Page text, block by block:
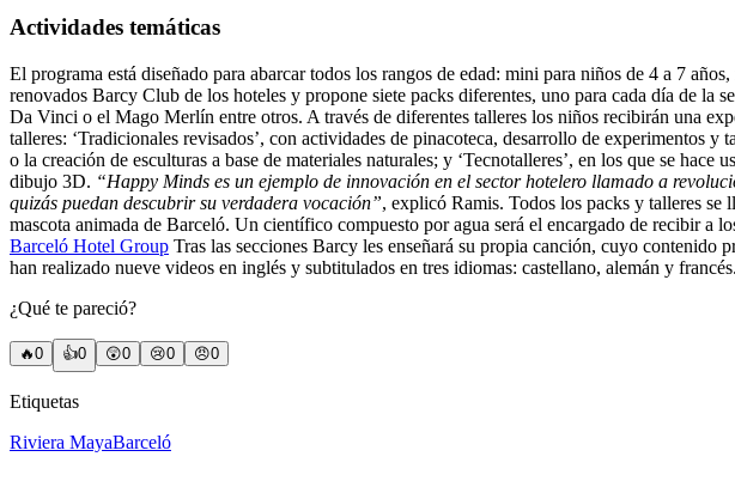
Actividades temáticas
El programa está diseñado para abarcar todos los rangos de edad: mini para niños de 4 a 7
renovados Barcy Club de los hoteles y propone siete packs diferentes, uno para cada día de
Da Vinci o el Mago Merlín entre otros. A través de diferentes talleres los niños recibirán una
talleres: ‘Tradicionales revisados’, con actividades de pinacoteca, desarrollo de experimentos
o la creación de esculturas a base de materiales naturales; y ‘Tecnotalleres’, en los que se
dibujo 3D. “Happy Minds es un ejemplo de innovación en el sector hotelero llamado a
quizás puedan descubrir su verdadera vocación”, explicó Ramis. Todos los packs y talleres se
mascota animada de Barceló. Un científico compuesto por agua será el encargado de recibir a
Barceló Hotel Group Tras las secciones Barcy les enseñará su propia canción, cuyo
han realizado nueve videos en inglés y subtitulados en tres idiomas: castellano, alemán y francés.
¿Qué te pareció?
🔥0 👍0 😲0 😢0 😠0
Etiquetas
Riviera MayaBarceló